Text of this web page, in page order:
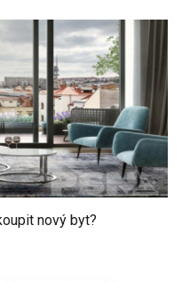
nový byt?